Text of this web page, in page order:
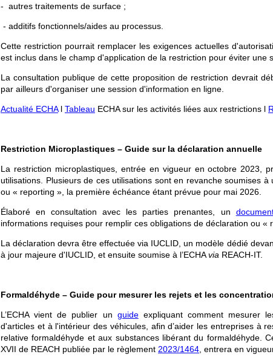
- autres traitements de surface ;
- additifs fonctionnels/aides au processus.
Cette restriction pourrait remplacer les exigences actuelles
est inclus dans le champ d'application de la restriction pour éviter une
La consultation publique de cette proposition de restriction devrait
par ailleurs d'organiser une session d'information en ligne.
Actualité ECHAl Tableau ECHA sur les activités liées aux restrictions l
Restriction Microplastiques – Guide sur la déclaration annuelle
La restriction microplastiques, entrée en vigueur en octobre 2023,
utilisations. Plusieurs de ces utilisations sont en revanche soumises
ou « reporting », la première échéance étant prévue pour mai 2026.
Élaboré en consultation avec les parties prenantes, un
informations requises pour remplir ces obligations de déclaration ou «
La déclaration devra être effectuée via IUCLID, un modèle dédié
à jour majeure d'IUCLID, et ensuite soumise à l’ECHAvia REACH-IT.
Formaldéhyde – Guide pour mesurer les rejets et les
L’ECHA vient de publier un guideexpliquant comment mesurer
d'articles et à l'intérieur des véhicules, afin d’aider les entreprises à
relative formaldéhyde et aux substances libérant du formaldéhyde.
XVII de REACH publiée par le règlement 2023/1464 , entrera en